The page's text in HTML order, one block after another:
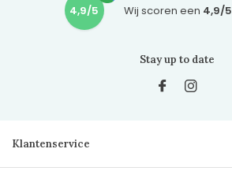
4,9/5 Wij scoren een 4,9/5
Stay up to date
Klantenservice